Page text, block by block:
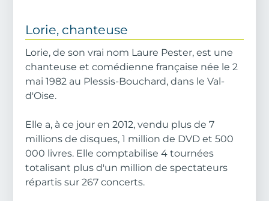
Lorie, chanteuse
Lorie, de son vrai nom Laure Pester, est une
chanteuse et comédienne française née le 2
mai 1982 au Plessis-Bouchard, dans le Val-
d'Oise.
Elle a, à ce jour en 2012, vendu plus de 7
millions de disques, 1 million de DVD et 500
000 livres. Elle comptabilise 4 tournées
totalisant plus d'un million de spectateurs
répartis sur 267 concerts.